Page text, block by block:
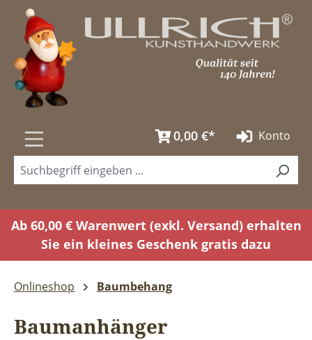
Zum Hauptinhalt springen
0,00 €* Konto
Ab 60,00 € Warenwert (exkl. Versand) erhalten
Sie ein kleines Geschenk gratis dazu
Onlineshop Baumbehang
Baumanhänger